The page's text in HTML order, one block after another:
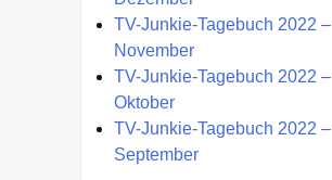
TV-Junkie-Tagebuch 2022 –
November
TV-Junkie-Tagebuch 2022 –
Oktober
TV-Junkie-Tagebuch 2022 –
September